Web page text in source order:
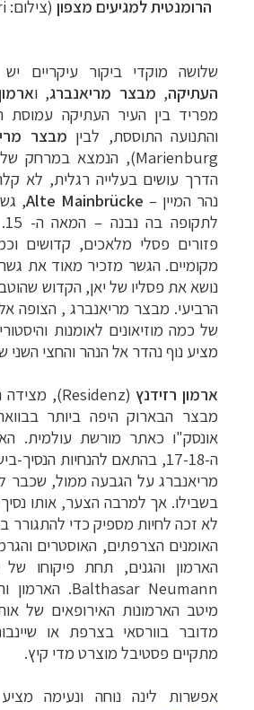
הרומנטית למגיעים מצפון (צילום:
שלושה מוקדי ביקור עיקריים יש
העתיקה, מבצר מריאנברג, ו
מפריד בין העיר העתיקה עמוסת
והתנועה התוססת, לבין מבצר
Marienburg),
הדרך עושים בעלייה רגלית, לא
נהר המיין – Alte Mainbrücke
,
פזורים פסלי מלאכים, קדושים
מקומיים. הגשר מזכיר מאוד את
נושא את פסליו של יאן, הקדוש
הרביעי. מבצר מריאנברג , הצופה
של כמה מוזיאונים לאומנות
מציע נוף נהדר אל הנהר והחצי השני
ארמון רזידנץ (
Residenz), מצידה
מבצר הבארוק היפה ביותר
אונסק"ו כאתר מורשת עולמית.
ה-17-18, בהתאם להנחיות
מריאנברג על הגבעה ממול, שכבר
בשבילו. אך למרבה הצער, אותו
לא זכה לחיות מספיק כדי להתגורר
האומנים הצרפתים, האוסטרים
הארמון והגנים, תחת פיקוחו
Balthasar Neumann
.הארמון
מיטב הארמונות האירופאים של
מדובר בוורסאי בצרפת או
מתקיים פסטיבל מוצרט מדי קיץ.
אפשרות לינה נוחה ונעימה מציע